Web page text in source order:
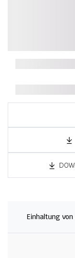
Einhaltung